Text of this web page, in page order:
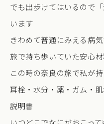
でも出歩けてはいるので「
います
きわめて普通にみえる病
旅で持ち歩いていた安心
この時の奈良の旅で私が
耳栓・水分・薬・ガム・
説明書